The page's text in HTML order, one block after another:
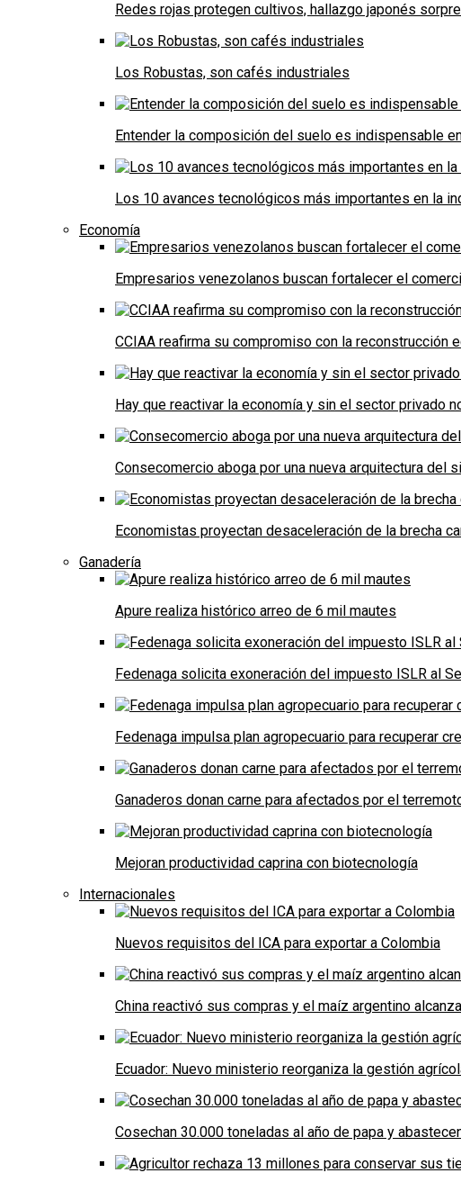
Redes rojas protegen cultivos, hallazgo japonés
Los Robustas, son cafés industriales
Entender la composición del suelo es indispensable
Los 10 avances tecnológicos más importantes en la
Economía
Empresarios venezolanos buscan fortalecer el
CCIAA reafirma su compromiso con la reconstrucción
Hay que reactivar la economía y sin el sector privado
Consecomercio aboga por una nueva arquitectura del
Economistas proyectan desaceleración de la brecha
Ganadería
Apure realiza histórico arreo de 6 mil mautes
Fedenaga solicita exoneración del impuesto ISLR al
Fedenaga impulsa plan agropecuario para recuperar
Ganaderos donan carne para afectados por el
Mejoran productividad caprina con biotecnología
Internacionales
Nuevos requisitos del ICA para exportar a Colombia
China reactivó sus compras y el maíz argentino
Ecuador: Nuevo ministerio reorganiza la gestión
Cosechan 30.000 toneladas al año de papa y